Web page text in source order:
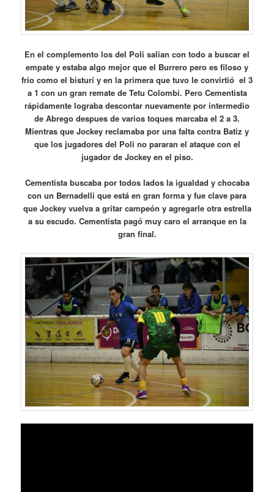
En el complemento los del Poli salian con todo a buscar el
empate y estaba algo mejor que el Burrero pero es filoso y
frío como el bisturí y en la primera que tuvo le convirtió el 3
a 1 con un gran remate de Tetu Colombi. Pero Cementista
rápidamente lograba descontar nuevamente por intermedio
de Abrego despues de varios toques marcaba el 2 a 3.
Mientras que Jockey reclamaba por una falta contra Batiz y
que los jugadores del Poli no pararan el ataque con el
jugador de Jockey en el piso.
Cementista buscaba por todos lados la igualdad y chocaba
con un Bernadelli que está en gran forma y fue clave para
que Jockey vuelva a gritar campeón y agregarle otra estrella
a su escudo. Cementista pagó muy caro el arranque en la
gran final.